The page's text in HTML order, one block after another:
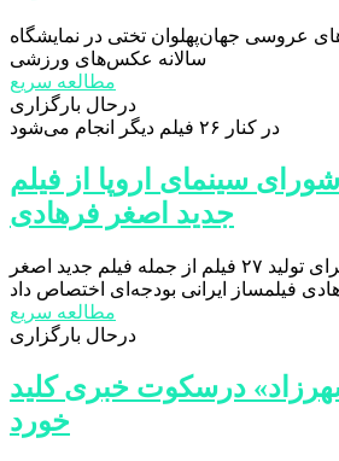
عروسی جهان‌پهلوان تختی در نمایشگاه
سالانه عکس‌های ورزشی
مطالعه سریع
درحال بارگزاری
در کنار ۲۶ فیلم دیگر انجام می‌شود
سینمای اروپا از فیلم
جدید اصغر فرهادی
شورای سینمای اروپا برای تولید ۲۷ فیلم از جمله فیلم جدید اصغر
مطالعه سریع
درحال بارگزاری
درسکوت خبری کلید
خورد